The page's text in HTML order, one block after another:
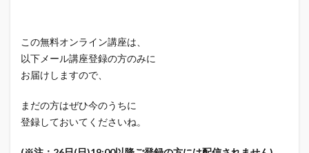
この無料オンライン講座は、
以下メール講座登録の方のみに
お届けしますので、
まだの方はぜひ今のうちに
登録しておいてくださいね。